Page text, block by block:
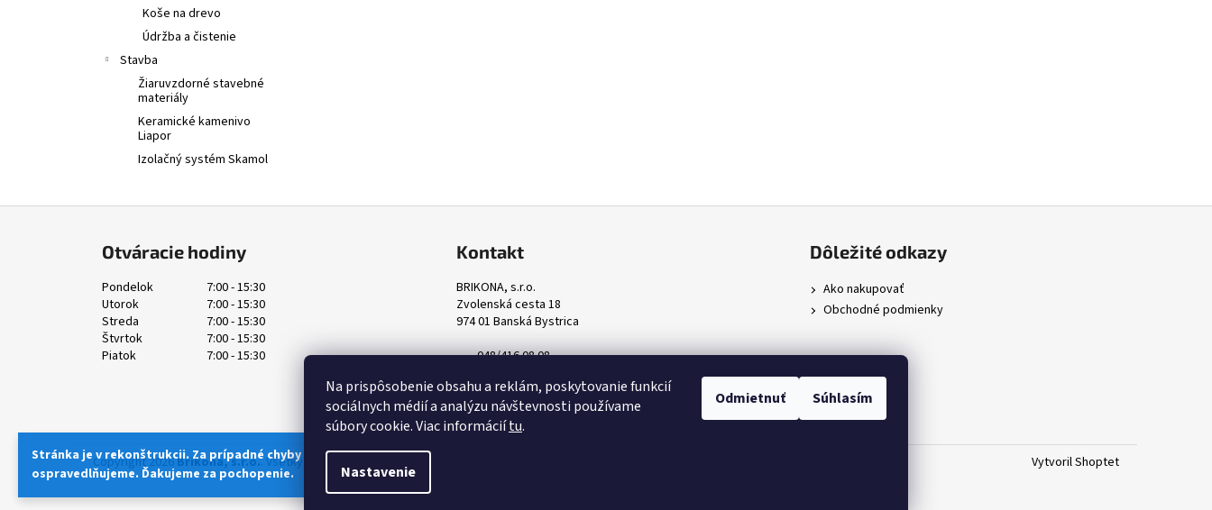
Na prispôsobenie obsahu a reklám, poskytovanie funkcií
sociálnych médií a analýzu návštevnosti používame
súbory cookie. Viac informáciítu.
Nastavenie
Odmietnuť Súhlasím
Stránka je v rekonštrukcii. Za prípadné chyby a nedostatky sa
ospravedlňujeme. Ďakujeme za pochopenie.
Koše na drevo
Údržba a čistenie
Stavba
Žiaruvzdorné stavebné
materiály
Keramické kamenivo
Liapor
Izolačný systém Skamol
Otváracie hodiny
Pondelok
7:00 - 15:30
Utorok
7:00 - 15:30
Streda
7:00 - 15:30
Štvrtok
7:00 - 15:30
Piatok
7:00 - 15:30
Kontakt
BRIKONA, s.r.o.
Zvolenská cesta 18
974 01 Banská Bystrica
048/416 08 08
Dôležité odkazy
Ako nakupovať
Obchodné podmienky
Vytvoril Shoptet
Copyright 2026Brikona, s.r.o.. Všetky práva vyhradené. Upraviť nastavenie cookies